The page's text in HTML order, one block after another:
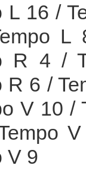
L 16 /
L
R 4 /
R 6 /
V 10 /
V 9